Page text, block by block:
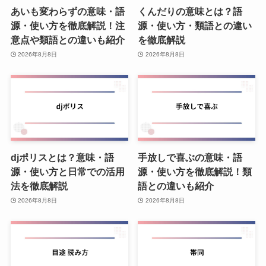
あいも変わらずの意味・語
源・使い方を徹底解説！注
意点や類語との違いも紹介
2026年8月8日
くんだりの意味とは？語
源・使い方・類語との違い
を徹底解説
2026年8月8日
djポリスとは？意味・語
源・使い方と日常での活用
法を徹底解説
2026年8月8日
手放しで喜ぶの意味・語
源・使い方を徹底解説！類
語との違いも紹介
2026年8月8日